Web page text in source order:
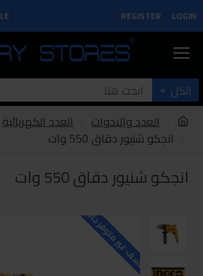
LOGIN
REGISTER
LE
الكل
العدد والادوات
العدد الكهربائية
انجكو شنيور دقاق 550 وات
انجكو شنيور دقاق 550 وات
للاسف غير متوفر حاليا